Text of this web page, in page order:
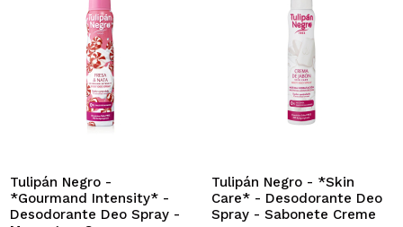
Tulipán Negro -
*Gourmand Intensity* -
Desodorante Deo Spray -
Tulipán Negro - *Skin
Care* - Desodorante Deo
Spray - Sabonete Creme